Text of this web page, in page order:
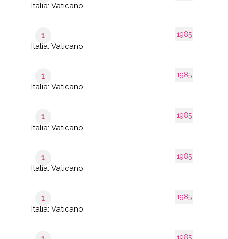
Italia: Vaticano
1985
1
Italia: Vaticano
1985
1
Italia: Vaticano
1985
1
Italia: Vaticano
1985
1
Italia: Vaticano
1985
1
Italia: Vaticano
1985